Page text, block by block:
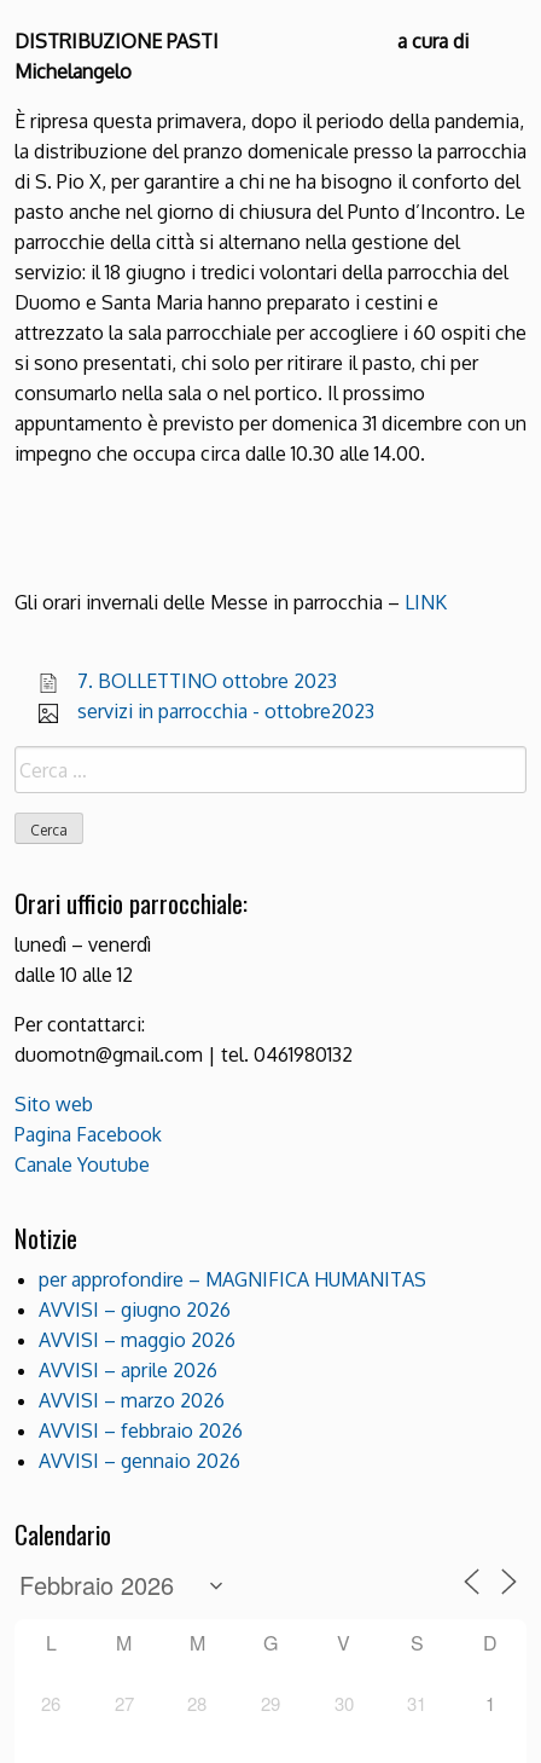
DISTRIBUZIONE PASTI a cura di
Michelangelo
È ripresa questa primavera, dopo il periodo della pandemia,
la distribuzione del pranzo domenicale presso la parrocchia
di S. Pio X, per garantire a chi ne ha bisogno il conforto del
pasto anche nel giorno di chiusura del Punto d’Incontro. Le
parrocchie della città si alternano nella gestione del
servizio: il 18 giugno i tredici volontari della parrocchia del
Duomo e Santa Maria hanno preparato i cestini e
attrezzato la sala parrocchiale per accogliere i 60 ospiti che
si sono presentati, chi solo per ritirare il pasto, chi per
consumarlo nella sala o nel portico. Il prossimo
appuntamento è previsto per domenica 31 dicembre con un
impegno che occupa circa dalle 10.30 alle 14.00.
Gli orari invernali delle Messe in parrocchia – LINK
7. BOLLETTINO ottobre 2023
servizi in parrocchia - ottobre2023
Ricerca
per:
Orari ufficio parrocchiale:
lunedì – venerdì
dalle 10 alle 12
Per contattarci:
duomotn@gmail.com | tel. 0461980132
Sito web
Pagina Facebook
Canale Youtube
Notizie
per approfondire – MAGNIFICA HUMANITAS
AVVISI – giugno 2026
AVVISI – maggio 2026
AVVISI – aprile 2026
AVVISI – marzo 2026
AVVISI – febbraio 2026
AVVISI – gennaio 2026
Calendario
L M M G V S D
26 27 28 29 30 31 1